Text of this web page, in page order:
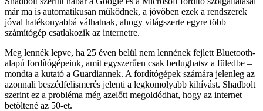
már ma is automatikusan működnek, a jövőben ezek a rendszerek
jóval hatékonyabbá válhatnak, ahogy világszerte egyre több
számítógép csatlakozik az internetre.
Meg lennék lepve, ha 25 éven belül nem lennének fejlett Bluetooth-
alapú fordítógépeink, amit egyszerűen csak bedughatsz a füledbe –
mondta a kutató a Guardiannek. A fordítógépek számára jelenleg az
azonnali beszédfelismerés jelenti a legkomolyabb kihívást. Shadbolt
szerint ez a probléma még azelőtt megoldódhat, hogy az internet
betöltené az 50-et.